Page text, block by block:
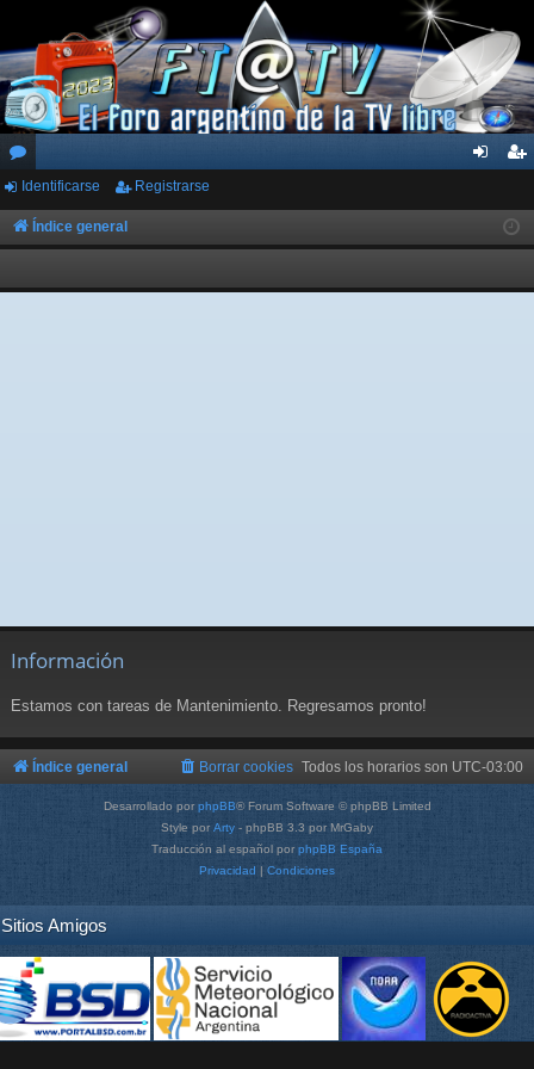
or
os
ar
ist
rs
Identificarse Registrarse
Índice general
Información
Estamos con tareas de Mantenimiento. Regresamos pronto!
Índice general Todos los horarios son UTC-03:00
Borrar cookies
Desarrollado por phpBB® Forum Software © phpBB Limited
Style por Arty - phpBB 3.3 por MrGaby
Traducción al español por phpBB España
Privacidad | Condiciones
Sitios Amigos